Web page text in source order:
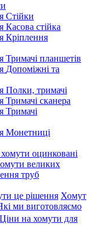
Стійки
Касова стійка
Кріплення
Тримачі планшетів
Допоміжні та
Полки, тримачі
Тримачі сканера
Тримачі
Монетниці
оцинковані
великих
труб
це рішення Хомут
ми виготовляємо
Ціни на хомути для